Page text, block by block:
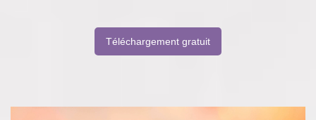
Téléchargement gratuit